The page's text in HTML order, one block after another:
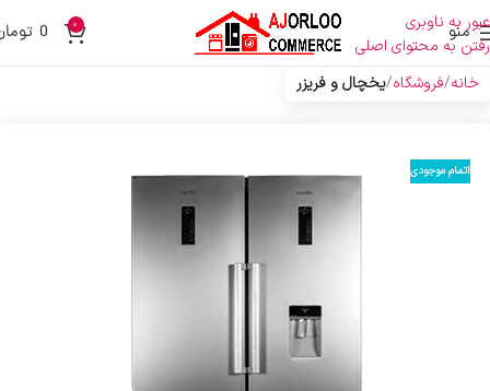
عبور به ناوبری
رفتن به محتوای اصلی
منو 0
0
خانه فروشگاه یخچال و فریزر
اتمام موجودی